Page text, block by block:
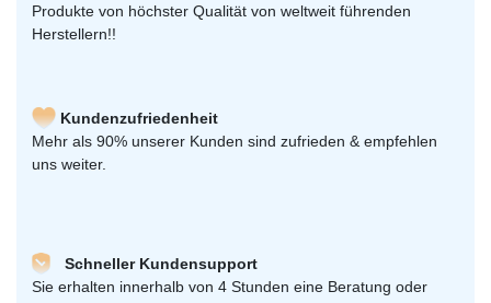
Produkte von höchster Qualität von weltweit führenden
Herstellern!!
Kundenzufriedenheit
Mehr als 90% unserer Kunden sind zufrieden & empfehlen
uns weiter.
Schneller Kundensupport
Sie erhalten innerhalb von 4 Stunden eine Beratung oder